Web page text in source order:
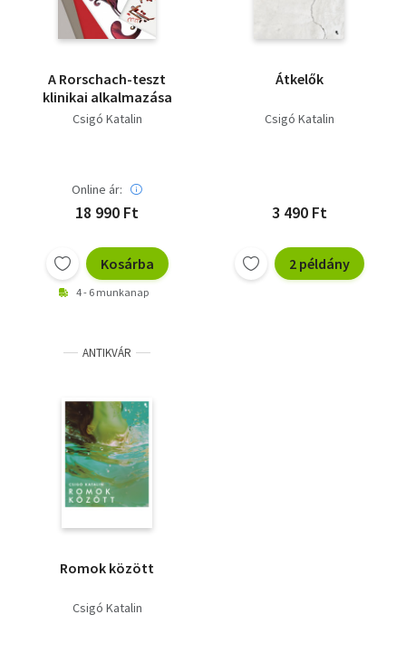
A Rorschach-teszt
klinikai alkalmazása
Csigó Katalin
Online ár:
18 990 Ft
Kosárba
4 - 6 munkanap
Átkelők
Csigó Katalin
3 490 Ft
2 példány
ANTIKVÁR
Romok között
Csigó Katalin